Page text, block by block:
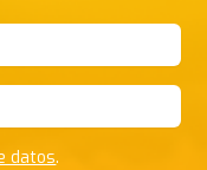
datos.